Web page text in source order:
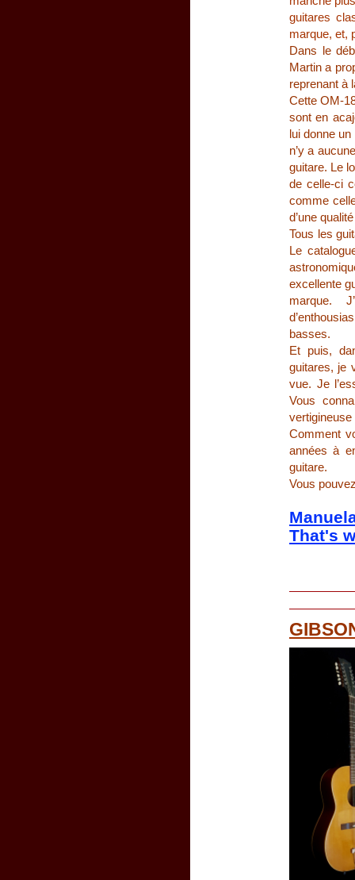
guitares
marque, et,
Dans le
Martin a
reprenant à
Cette OM-
sont en
lui donne
n’y a
guitare. Le
de celle-ci
comme
d’une
Tous les
Le
excellente
marque.
basses.
Et puis,
guitares, je
vue. Je
Vous
Comment
années à
guitare.
Vous
That's